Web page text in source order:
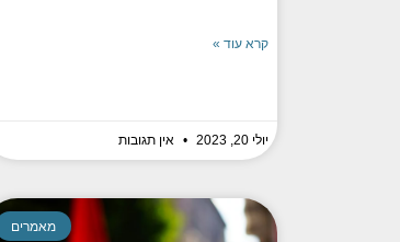
קרא עוד »
יולי 20, 2023 אין תגובות
מאמרים